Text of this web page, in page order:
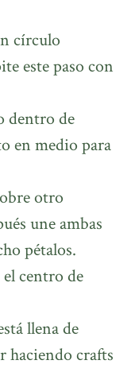
círculo
este paso con
dentro de
en medio para
otro
une ambas
pétalos.
centro de
llena de
haciendo crafts